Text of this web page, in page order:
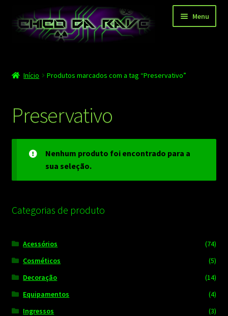
para
navegação
para
Menu
Depoimentos
Carrinho
Finalizar compra
Minha conta
Início Produtos marcados com a tag “Preservativo”
Preservativo
Nenhum produto foi encontrado para a
sua seleção.
Categorias de produto
Acessórios
(74)
Cosméticos
(5)
Decoração
(14)
Equipamentos
(4)
Ingressos
(3)